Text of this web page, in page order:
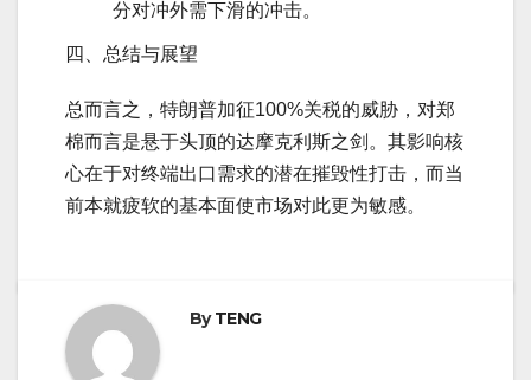
分对冲外需下滑的冲击。
四、总结与展望
总而言之，特朗普加征100%关税的威胁，对郑
棉而言是悬于头顶的达摩克利斯之剑。其影响核
心在于对终端出口需求的潜在摧毁性打击，而当
前本就疲软的基本面使市场对此更为敏感。
ByTENG